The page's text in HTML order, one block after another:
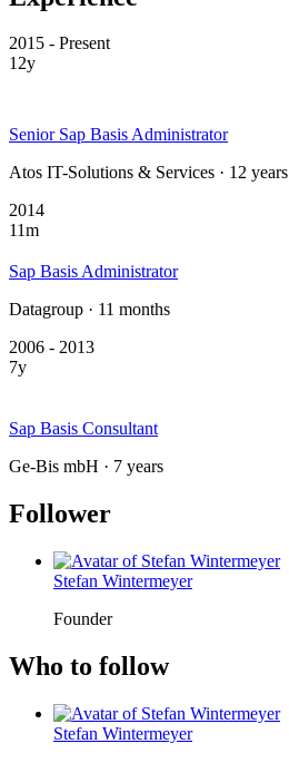
2015 - Present
12y
Senior Sap Basis Administrator
Atos IT-Solutions & Services · 12 years
2014
11m
Sap Basis Administrator
Datagroup · 11 months
2006 - 2013
7y
Sap Basis Consultant
Ge-Bis mbH · 7 years
Follower
Stefan Wintermeyer
Founder
Who to follow
Stefan Wintermeyer